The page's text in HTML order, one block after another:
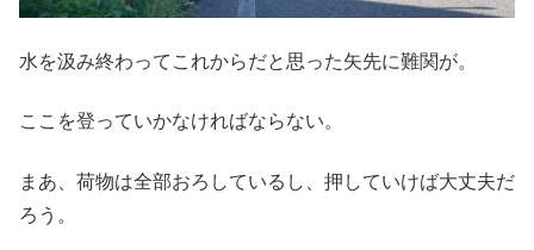
水を汲み終わってこれからだと思った矢先に難関が。
ここを登っていかなければならない。
まあ、荷物は全部おろしているし、押していけば大丈夫だ
ろう。